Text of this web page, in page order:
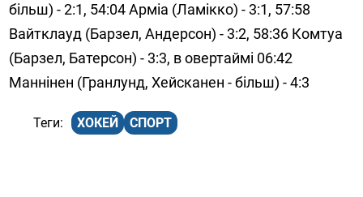
більш) - 2:1, 54:04 Арміа (Ламікко) - 3:1, 57:58
Вайтклауд (Барзел, Андерсон) - 3:2, 58:36 Комтуа
(Барзел, Батерсон) - 3:3, в овертаймі 06:42
Маннінен (Гранлунд, Хейсканен - більш) - 4:3
ХОКЕЙ СПОРТ